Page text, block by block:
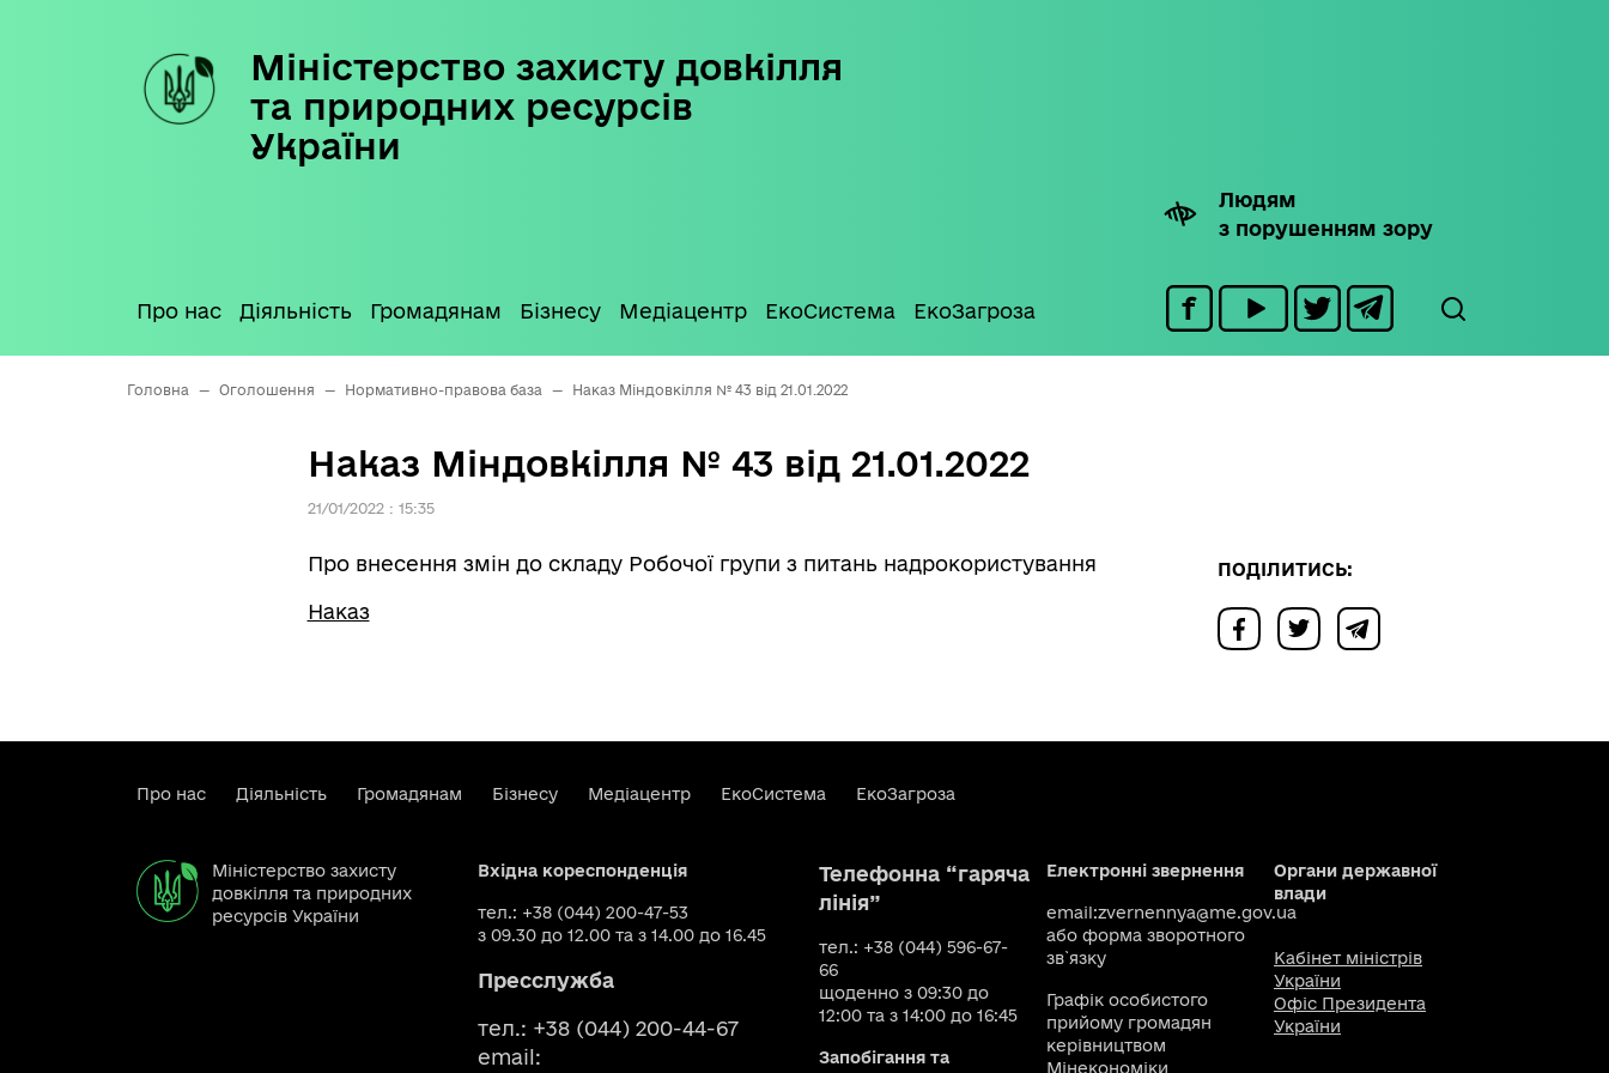
Міністерство захисту довкілля
та природних ресурсів
України
Людям
з порушенням зору
Про нас Діяльність Громадянам Бізнесу Медіацентр ЕкоСистема ЕкоЗагроза
Головна — Оголошення — Нормативно-правова база — Наказ Міндовкілля № 43 від 21.01.2022
Наказ Міндовкілля № 43 від 21.01.2022
21/01/2022 : 15:35
Про внесення змін до складу Робочої групи з питань надрокористування
Наказ
ПОДІЛИТИСЬ:
Про нас Діяльність Громадянам Бізнесу Медіацентр ЕкоСистема ЕкоЗагроза
Міністерство захисту
довкілля та природних
ресурсів України
Вхідна кореспонденція
тел.: +38 (044) 200-47-53
з 09.30 до 12.00 та з 14.00 до 16.45
Пресслужба
тел.: +38 (044) 200-44-67
email:
Телефонна “гаряча
лінія”
тел.: +38 (044) 596-67-
66
щоденно з 09:30 до
12:00 та з 14:00 до 16:45
Запобігання та
Електронні звернення
email:zvernennya@me.gov.ua
або форма зворотного
зв`язку
Графік особистого
прийому громадян
керівництвом
Мінекономіки
Органи державної
влади
Кабінет міністрів
України
Офіс Президента
України